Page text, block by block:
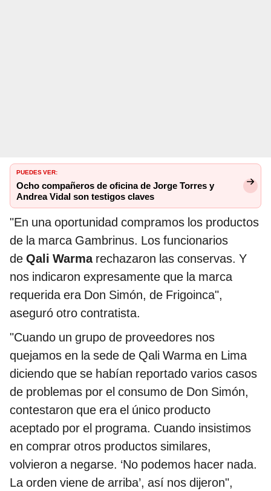
PUEDES VER:
Ocho compañeros de oficina de Jorge Torres y
Andrea Vidal son testigos claves
"En una oportunidad compramos los productos
de la marca Gambrinus. Los funcionarios
de Qali Warmarechazaron las conservas. Y
nos indicaron expresamente que la marca
requerida era Don Simón, de Frigoinca",
aseguró otro contratista.
"Cuando un grupo de proveedores nos
quejamos en la sede de Qali Warma en Lima
diciendo que se habían reportado varios casos
de problemas por el consumo de Don Simón,
contestaron que era el único producto
aceptado por el programa. Cuando insistimos
en comprar otros productos similares,
volvieron a negarse. ‘No podemos hacer nada.
La orden viene de arriba’, así nos dijeron",